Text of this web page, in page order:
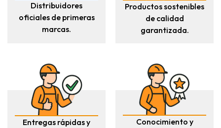
Distribuidores
oficiales de primeras
marcas.
Productos sostenibles
de calidad
garantizada.
Entregas rápidas y
Conocimiento y